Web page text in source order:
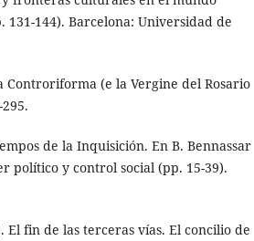
144). Barcelona: Universidad de
(e la Vergine del Rosario
de la Inquisición. En B. Bennassar
político y control social (pp. 15-39).
fin de las terceras vías. El concilio de